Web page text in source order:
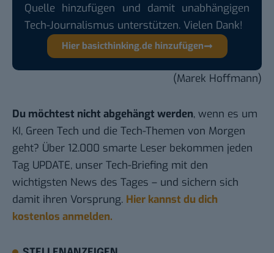
Quelle hinzufügen und damit unabhängigen
Tech-Journalismus unterstützen. Vielen Dank!
Hier basicthinking.de hinzufügen
(Marek Hoffmann)
Du möchtest nicht abgehängt werden, wenn es um
KI, Green Tech und die Tech-Themen von Morgen
geht? Über 12.000 smarte Leser bekommen jeden
Tag UPDATE, unser Tech-Briefing mit den
wichtigsten News des Tages – und sichern sich
damit ihren Vorsprung. Hier kannst du dich
kostenlos anmelden.